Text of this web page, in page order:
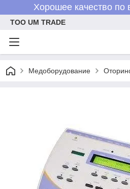
Хорошее качество по
ТОО UM TRADE
Медоборудование